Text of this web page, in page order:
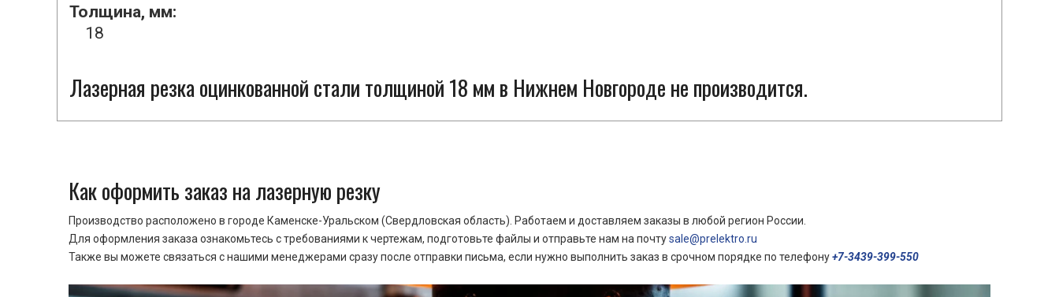
Толщина, мм:
18
Лазерная резка оцинкованной стали толщиной 18 мм в Нижнем Новгороде не производится.
Как оформить заказ на лазерную резку
Производство расположено в городе Каменске-Уральском (Свердловская область). Работаем и доставляем заказы в любой регион России.
Для оформления заказа ознакомьтесь с требованиями к чертежам, подготовьте файлы и отправьте нам на почтуsale@prelektro.ru
Также вы можете связаться с нашими менеджерами сразу после отправки письма, если нужно выполнить заказ в срочном порядке по телефону+7-3439-399-550